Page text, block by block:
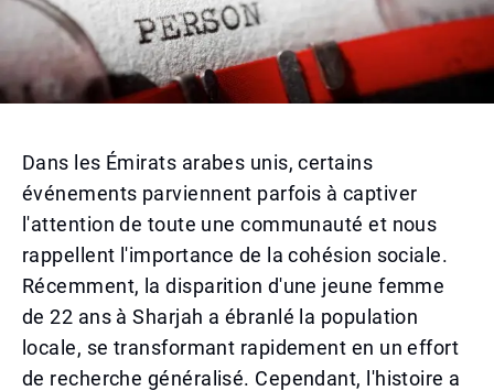
Dans les Émirats arabes unis, certains
événements parviennent parfois à captiver
l'attention de toute une communauté et nous
rappellent l'importance de la cohésion sociale.
Récemment, la disparition d'une jeune femme
de 22 ans à Sharjah a ébranlé la population
locale, se transformant rapidement en un effort
de recherche généralisé. Cependant, l'histoire a